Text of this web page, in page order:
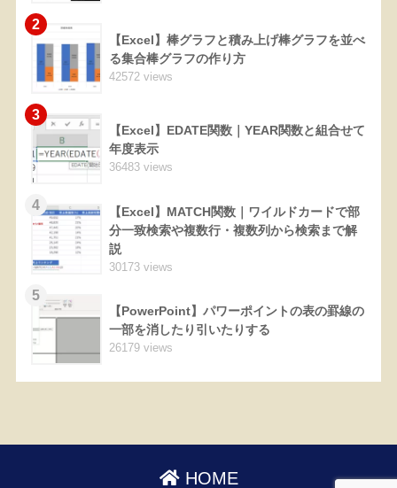
2
【Excel】棒グラフと積み上げ棒グラフを並べ
る集合棒グラフの作り方
42572 views
3
【Excel】EDATE関数｜YEAR関数と組合せて
年度表示
36483 views
4
【Excel】MATCH関数｜ワイルドカードで部
分一致検索や複数行・複数列から検索まで解
説
30173 views
5
【PowerPoint】パワーポイントの表の罫線の
一部を消したり引いたりする
26179 views
HOME